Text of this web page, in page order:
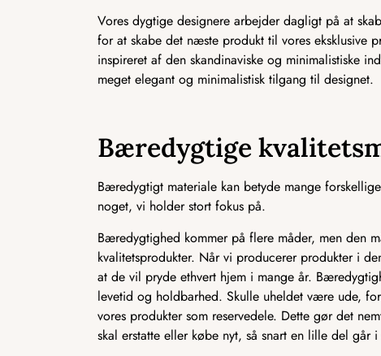
Vores dygtige designere arbejder dagligt på at
for at skabe det næste produkt til vores eksklusive
inspireret af den skandinaviske og minimalistiske
meget elegant og minimalistisk tilgang til designet.
Bæredygtige
Bæredygtigt materiale kan betyde mange
noget, vi holder stort fokus på.
Bæredygtighed kommer på flere måder, men den
kvalitetsprodukter. Når vi producerer produkter i
at de vil pryde ethvert hjem i mange år.
levetid og holdbarhed. Skulle uheldet være ude,
vores produkter som reservedele. Dette gør det
skal erstatte eller købe nyt, så snart en lille del går i